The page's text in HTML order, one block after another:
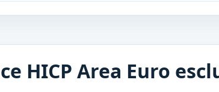
0.15%
0.02%
0.30%
HICP Area Euro